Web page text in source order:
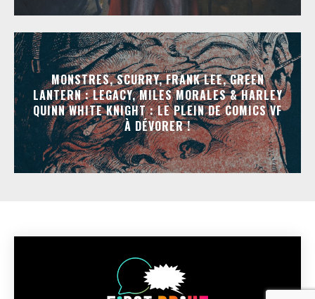
MONSTRES, SCURRY, FRANK LEE, GREEN
LANTERN : LEGACY, MILES MORALES & HARLEY
QUINN WHITE KNIGHT : LE PLEIN DE COMICS VF
À DÉVORER !